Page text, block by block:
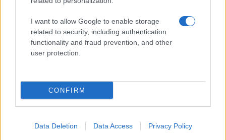
I want to allow Google to enable storage
related to security, including authentication
functionality and fraud prevention, and other
user protection.
CONFIRM
Data Deletion Data Access Privacy Policy
Stade Toulousain : "J'attendais avec
impatience un appel de Fabien", Romain
Ntamack savoure sa tournée avec le XV
de France
mais "aucun club ne peut être placé en
dehors du cadre commun" recadre Yann
Roubert